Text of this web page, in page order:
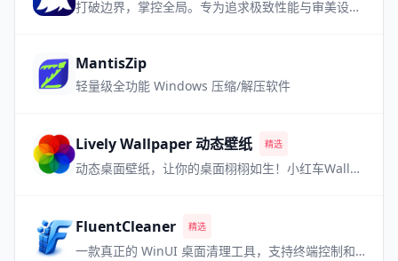
打破边界，掌控全局。专为追求极致性能与审美设计的高性能进程级透明代理工具
MantisZip
轻量级全功能 Windows 压缩/解压软件
Lively Wallpaper 动态壁纸 精选
动态桌面壁纸，让你的桌面栩栩如生！小红车Wallpaper Engine的最强免费平替！
FluentCleaner 精选
一款真正的 WinUI 桌面清理工具，支持终端控制和多数据库。